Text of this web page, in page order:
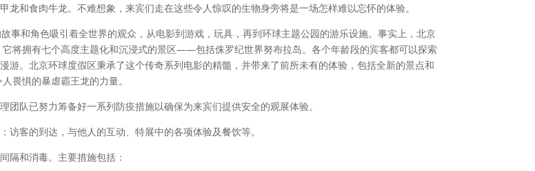
和食肉牛龙。不难想象，来宾们走在这些令人惊叹的生物身旁将是一场怎样难以忘怀的体验。
事和角色吸引着全世界的观众，从电影到游戏，玩具，再到环球主题公园的游乐设施。事实上，北京
将拥有七个高度主题化和沉浸式的景区——包括侏罗纪世界努布拉岛。各个年龄段的宾客都可以探索
。北京环球度假区秉承了这个传奇系列电影的精髓，并带来了前所未有的体验，包括全新的景点和
畏惧的暴虐霸王龙的力量。
队已努力筹备好一系列防疫措施以确保为来宾们提供安全的观展体验。
客的到达，与他人的互动、特展中的各项体验及餐饮等。
隔和消毒。主要措施包括：